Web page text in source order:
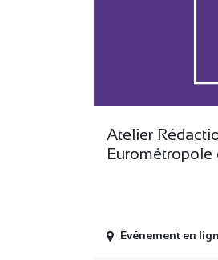
Atelier
Eurométropole
Événement en